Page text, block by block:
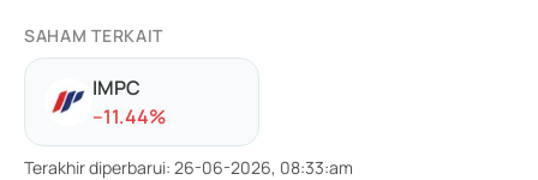
SAHAM TERKAIT
IMPC
--11.44%
Terakhir diperbarui: 26-06-2026, 08:33:am